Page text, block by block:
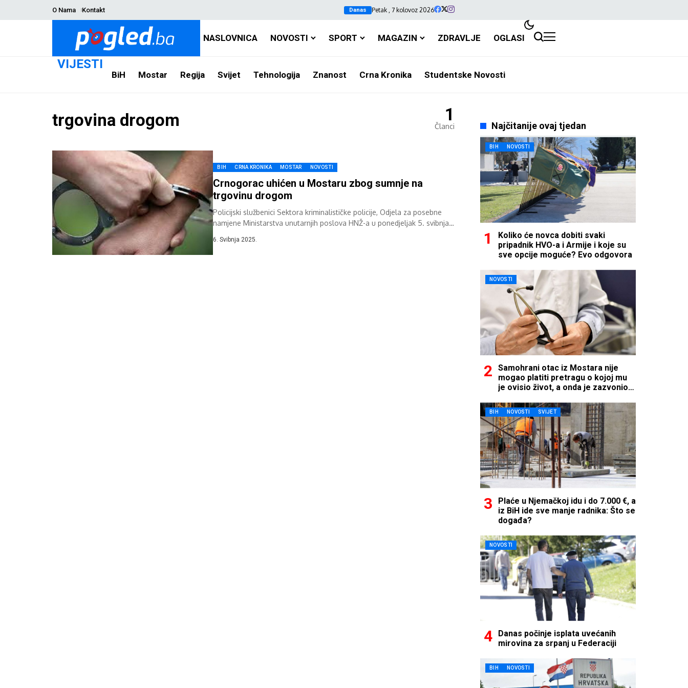
O Nama Kontakt Danas Petak , 7 kolovoz 2026
NASLOVNICA NOVOSTI SPORT MAGAZIN ZDRAVLJE OGLASI
VIJESTI
BiH Mostar Regija Svijet Tehnologija Znanost Crna Kronika Studentske Novosti
trgovina drogom 1
Članci
BIH CRNA KRONIKA MOSTAR NOVOSTI
Crnogorac uhićen u Mostaru zbog sumnje na
trgovinu drogom
Policijski službenici Sektora kriminalističke policije, Odjela za posebne
namjene Ministarstva unutarnjih poslova HNŽ-a u ponedjeljak 5. svibnja
6. Svibnja 2025.
Najčitanije ovaj tjedan
BIH NOVOSTI
Koliko će novca dobiti svaki
pripadnik HVO-a i Armije i koje su
sve opcije moguće? Evo odgovora
NOVOSTI
Samohrani otac iz Mostara nije
mogao platiti pretragu o kojoj mu
je ovisio život, a onda je zazvonio
BIH NOVOSTI SVIJET
Plaće u Njemačkoj idu i do 7.000 €, a
iz BiH ide sve manje radnika: Što se
događa?
NOVOSTI
Danas počinje isplata uvećanih
mirovina za srpanj u Federaciji
BIH NOVOSTI